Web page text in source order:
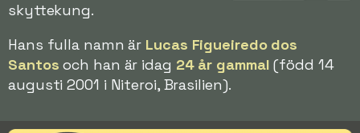
skyttekung.
Hans fulla namn är Lucas Figueiredo dos
Santos och han är idag 24 år gammal (född 14
augusti 2001 i Niteroi, Brasilien).